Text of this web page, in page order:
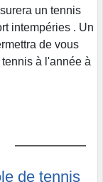
un tennis
intempéries . Un
de vous
à l'année à
de tennis